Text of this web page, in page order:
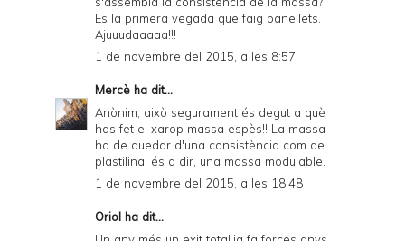
Es la primera vegada que faig panellets.
Ajuuudaaaaa!!!
1 de novembre del 2015, a les 8:57
Mercè ha dit...
Anònim, això segurament és degut a què
has fet el xarop massa espès!! La massa
ha de quedar d'una consistència com de
plastilina, és a dir, una massa modulable.
1 de novembre del 2015, a les 18:48
Oriol ha dit...